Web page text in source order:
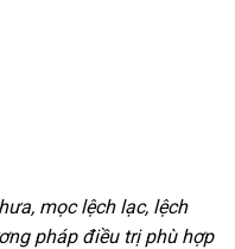
mọc lệch lạc, lệch
pháp điều trị phù hợp